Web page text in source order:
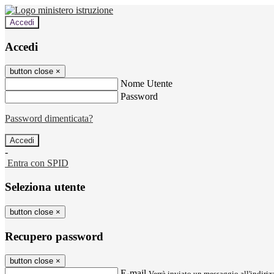
Accedi
Accedi
button close ×
Nome Utente
Password
Password dimenticata?
-
Entra con SPID
Seleziona utente
button close ×
Recupero password
button close ×